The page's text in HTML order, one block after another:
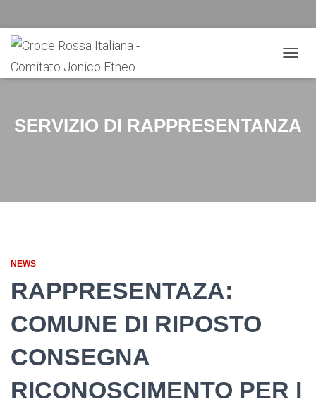
SERVIZIO DI RAPPRESENTANZA
NEWS
RAPPRESENTAZA:
COMUNE DI RIPOSTO
CONSEGNA
RICONOSCIMENTO PER I